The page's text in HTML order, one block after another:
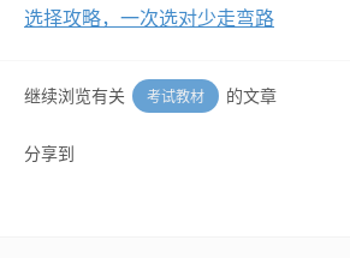
选择攻略，一次选对少走弯路
继续浏览有关 考试教材 的文章
分享到